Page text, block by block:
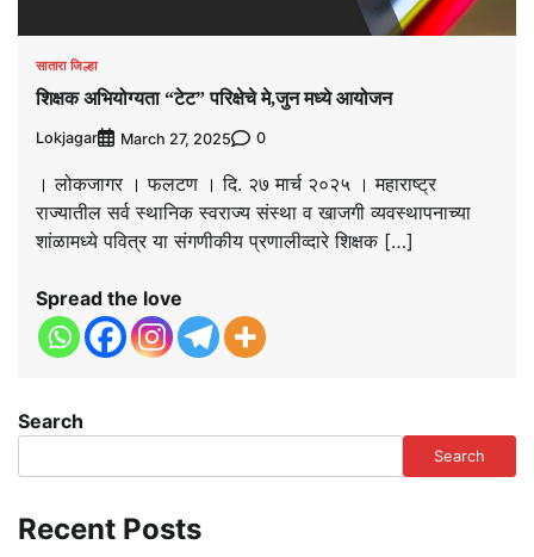
सातारा जिल्हा
शिक्षक अभियोग्यता “टेट” परिक्षेचे मे,जुन मध्ये आयोजन
Lokjagar March 27, 2025 0
। लोकजागर । फलटण । दि. २७ मार्च २०२५ । महाराष्ट्र
राज्यातील सर्व स्थानिक स्वराज्य संस्था व खाजगी व्यवस्थापनाच्या
शांळामध्ये पवित्र या संगणीकीय प्रणालीव्दारे शिक्षक […]
Spread the love
Search
Search
Recent Posts